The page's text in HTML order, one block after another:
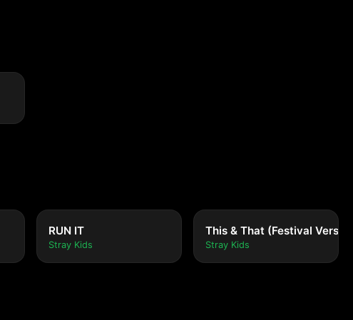
RUN IT
Stray Kids
This & That (Festival
Stray Kids